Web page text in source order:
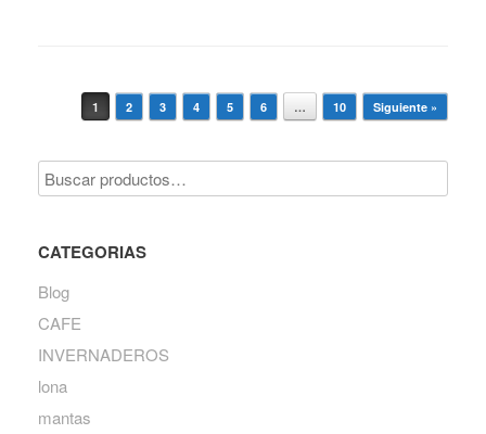
Navegador de artículos
1 2 3 4 5 6 … 10 Siguiente »
CATEGORIAS
Blog
CAFE
INVERNADEROS
lona
mantas